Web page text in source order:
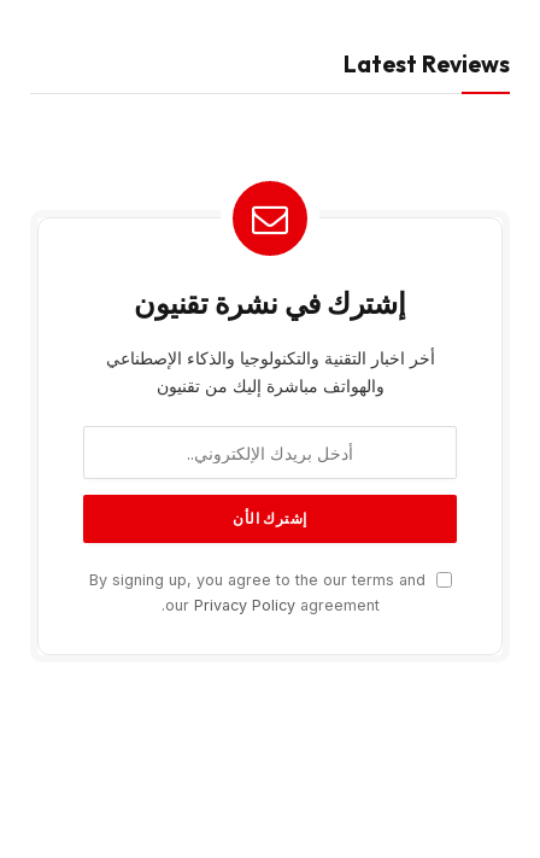
Latest Reviews
إشترك في نشرة تقنيون
أخر اخبار التقنية والتكنولوجيا والذكاء الإصطناعي
والهواتف مباشرة إليك من تقنيون
By signing up, you agree to the our terms and
our Privacy Policyagreement.